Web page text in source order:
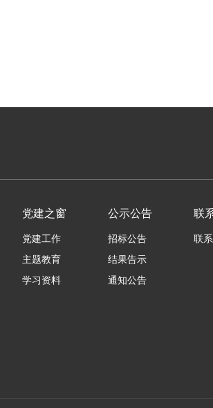
党建之窗
党建工作
主题教育
学习资料
公示公告
招标公告
结果告示
通知公告
联
联